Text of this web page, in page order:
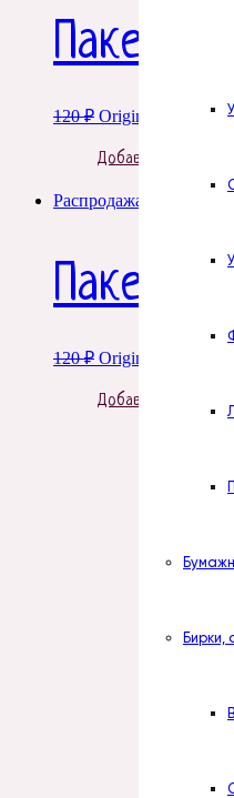
Бирки,
Пакет
120₽ Original price
Добавить в корзину
Распродажа!
Пакет
120₽ Original price was:
Добавить в